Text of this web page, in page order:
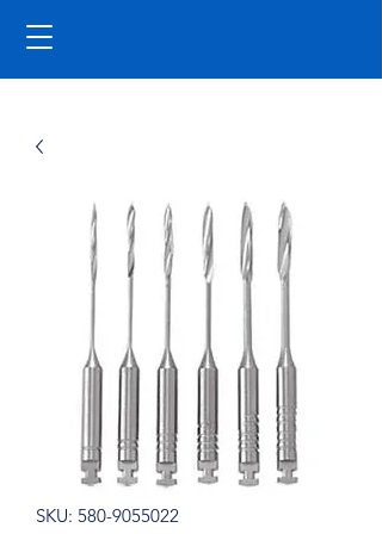
SKU: 580-9055022